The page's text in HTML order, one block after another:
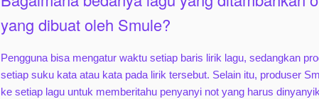
yang dibuat oleh Smule?
Pengguna bisa mengatur waktu setiap baris lirik lagu, sedangkan
setiap suku kata atau kata pada lirik tersebut. Selain itu, produser
ke setiap lagu untuk memberitahu penyanyi not yang harus